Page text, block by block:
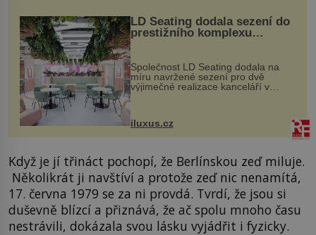
LD Seating dodala sezení do
prestižního komplexu
MediaCityUK v Salfordu
Společnost LD Seating dodala na
míru navržené sezení pro dvě
výjimečné realizace kanceláří v
areálu MediaCityUK v anglickém
budov Media...
iluxus.cz
Když je jí třináct pochopí, že Berlínskou zeď miluje.
Několikrát ji navštíví a protože zeď nic nenamítá,
17. června 1979 se za ni provdá. Tvrdí, že jsou si
duševně blízcí a přiznává, že ač spolu mnoho času
nestrávili, dokázala svou lásku vyjádřit i fyzicky.